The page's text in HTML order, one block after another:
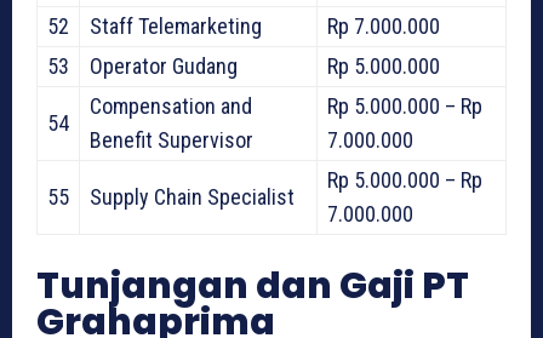
52
Staff Telemarketing
Rp 7.000.000
53
Operator Gudang Rp 5.000.000
54
Compensation and
Benefit Supervisor
Rp 5.000.000 – Rp
7.000.000
55 Supply Chain Specialist
Rp 5.000.000 – Rp
7.000.000
Tunjangan dan Gaji PT
Grahaprima